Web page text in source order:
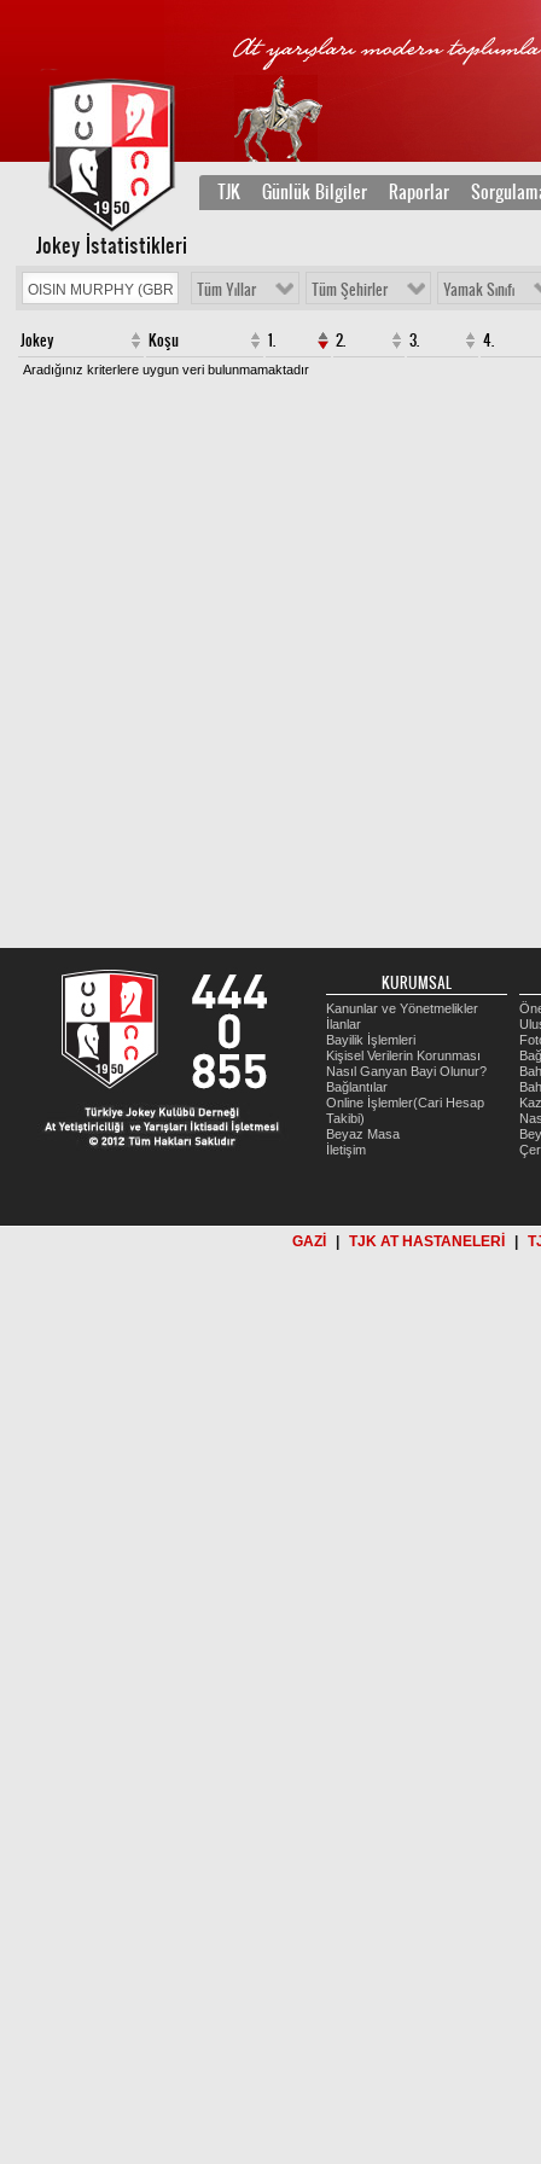
TJK Günlük Bilgiler Raporlar
Jokey İstatistikleri
Tüm Yıllar Tüm Şehirler Yamak Sınıfı
Jokey Koşu 1. 2. 3. 4.
Aradığınız kriterlere uygun veri bulunmamaktadır
KURUMSAL
Kanunlar ve Yönetmelikler
İlanlar
Bayilik İşlemleri
Kişisel Verilerin Korunması
Nasıl Ganyan Bayi Olunur?
Bağlantılar
Online İşlemler(Cari Hesap
Takibi)
Beyaz Masa
İletişim
GAZİ TJK AT HASTANELERİ